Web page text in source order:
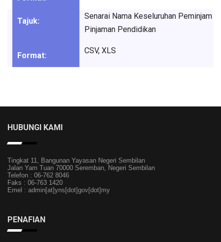
Senarai Nama Keseluruhan Peminjam
Pinjaman Pendidikan
CSV, XLS
HUBUNGI KAMI
Tingkat 11, Bangunan Yayasan Negeri Sembilan
Jalan Yam Tuan 70000 Seremban, Negeri Sembilan
Telefon : 06-762 8046
Faks : 06-763 1420
Emel : admin[at]yns[dot]gov[dot]my
PENAFIAN